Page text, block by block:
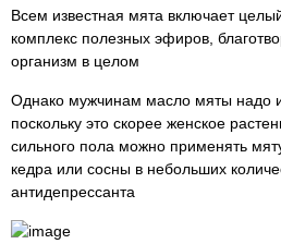
Всем известная мята включает
комплекс полезных эфиров,
организм в целом
Однако мужчинам масло мяты надо
поскольку это скорее женское
сильного пола можно применять
кедра или сосны в небольших
антидепрессанта